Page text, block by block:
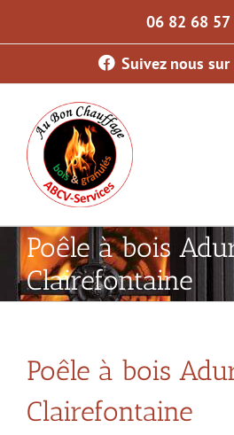
06 82 68 57
Suivez nous sur
Poêle à bois
Clairefontaine
Poêle à bois
Clairefontaine